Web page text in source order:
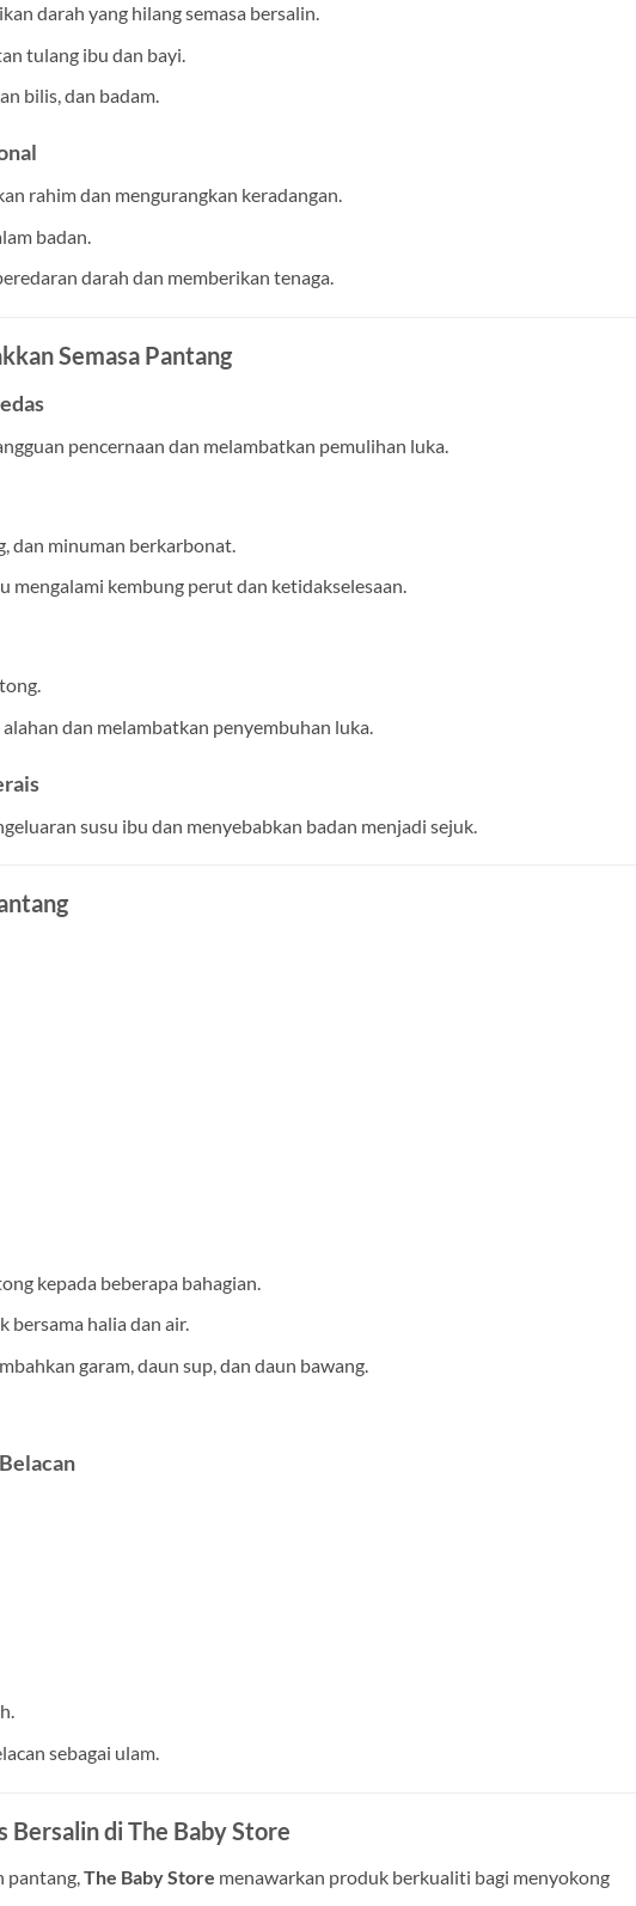
darah yang hilang semasa bersalin.
tulang ibu dan bayi.
bilis, dan badam.
rahim dan mengurangkan keradangan.
badan.
darah dan memberikan tenaga.
Semasa Pantang
pencernaan dan melambatkan pemulihan luka.
dan minuman berkarbonat.
mengalami kembung perut dan ketidakselesaan.
dan melambatkan penyembuhan luka.
susu ibu dan menyebabkan badan menjadi sejuk.
kepada beberapa bahagian.
bersama halia dan air.
garam, daun sup, dan daun bawang.
sebagai ulam.
Bersalin di The Baby Store
pantang, The Baby Store menawarkan produk berkualiti bagi menyokong